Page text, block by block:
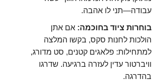
עבודה—תני לו אהבה.
בוחרות ציוד בחוכמה: אם אתן
הולכות לחנות סקס, בקשו המלצה
למתחילות: פלאגים קטנים, סט מדורג,
וויברטור עדין לעזרה ברגיעה. שדרגו
בהדרגה.